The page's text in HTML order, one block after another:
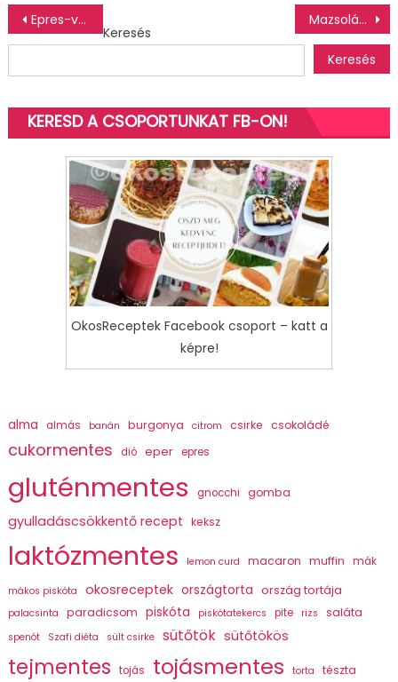
Bejegyzés
navigáció
Epres-vaníliás eclair fánk Mazsolás cookie
Keresés
Keresés
KERESD A CSOPORTUNKAT FB-ON!
OkosReceptek Facebook csoport – katt a
képre!
alma almás banán burgonya citrom csirke csokoládé
cukormentes dió eper epres
gluténmentes gnocchi gomba
gyulladáscsökkentő recept keksz
laktózmentes lemon curd macaron muffin mák
mákos piskóta okosreceptek országtorta ország tortája
palacsinta paradicsom piskóta piskótatekercs pite rizs saláta
spenót Szafi diéta sült csirke sütőtök sütőtökös
tejmentes tojás tojásmentes torta tészta